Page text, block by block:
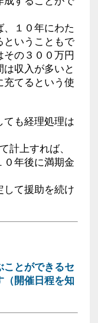
、１０年にわた
ということもで
の３００万円
収入が多いと
充てるという使
ても経理処理は
計上すれば、
年後に満期金
して援助を続け
とができるセ
（開催日程を知